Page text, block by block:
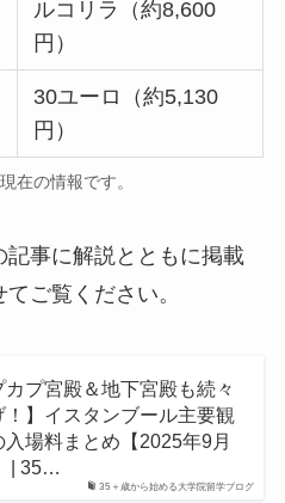
ルコリラ（約8,600
円）
30ユーロ（約5,130
円）
在の情報です。
事に解説とともに掲載
ご覧ください。
35＋歳から始める大学院留学ブログ
カプ宮殿＆地下宮殿も続々
！】イスタンブール主要観
入場料まとめ【2025年9月
| 35…